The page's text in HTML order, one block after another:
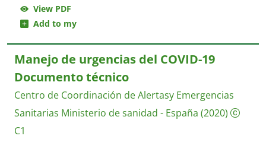
View PDF
Add to my
Manejo de urgencias del COVID-19
Documento técnico
Centro de Coordinación de Alertasy Emergencias
Sanitarias Ministerio de sanidad - España (2020)
C1